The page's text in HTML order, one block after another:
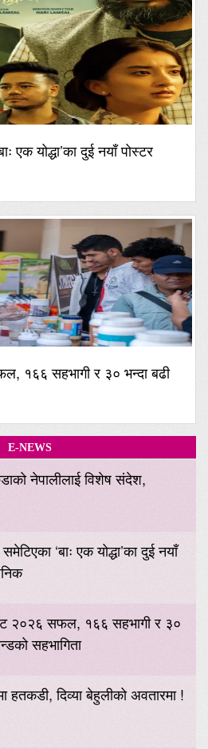
एक योद्धा’का दुई नयाँ पोस्टर
१६६ सहभागी र ३० भन्दा बढी
E-NEWS
नेपालीलाई विशेष संदेश,
‘बाः एक योद्धा’का दुई नयाँ
२०२६ सफल, १६६ सहभागी र ३०
सहभागिता
हतकडी, दिव्या बेहुलीको अवतारमा !